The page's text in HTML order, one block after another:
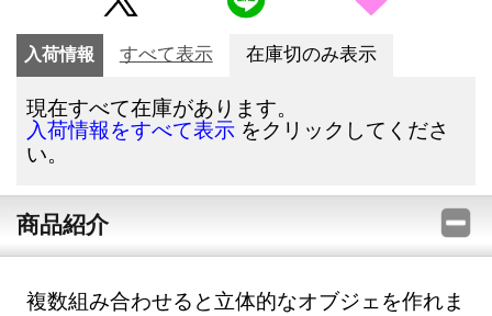
入荷情報 すべて表示 在庫切のみ表示
現在すべて在庫があります。
入荷情報をすべて表示 をクリックしてくださ
い。
商品紹介
複数組み合わせると立体的なオブジェを作れま